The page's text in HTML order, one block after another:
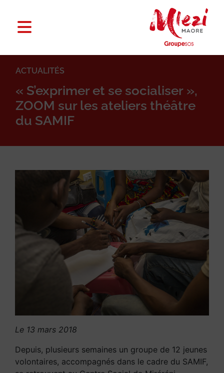
ACTUALITÉS
« S’exprimer et se socialiser »,
ZOOM sur les ateliers théâtre
du SAMIF
Le 13 mars 2018
Depuis, plusieurs semaines un groupe de 12 jeunes
volontaires, accompagnés dans le cadre du SAMIF,